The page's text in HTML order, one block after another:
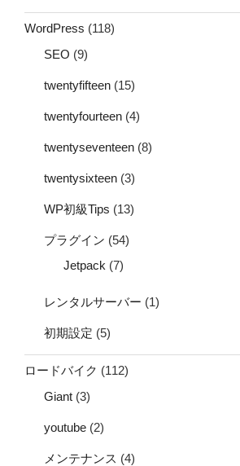
WordPress (118)
SEO (9)
twentyfifteen (15)
twentyfourteen (4)
twentyseventeen (8)
twentysixteen (3)
WP初級Tips (13)
プラグイン (54)
Jetpack (7)
レンタルサーバー (1)
初期設定 (5)
ロードバイク (112)
Giant (3)
youtube (2)
メンテナンス (4)